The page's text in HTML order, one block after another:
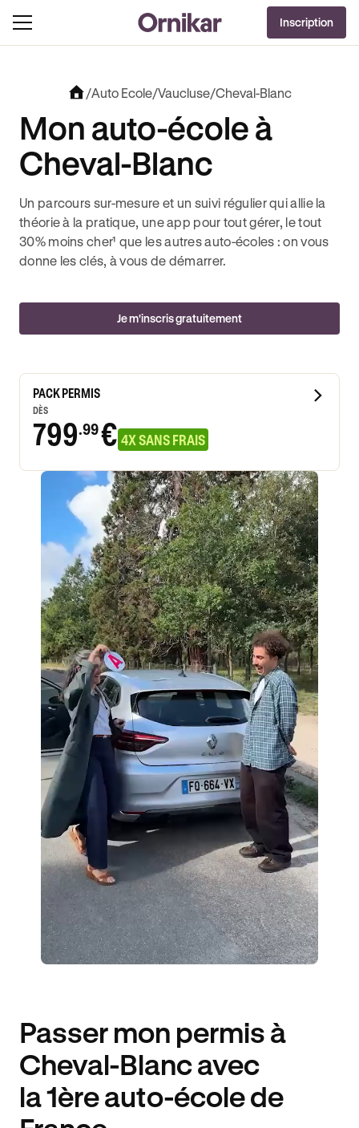
OFFRE EXCLUSIVE
+ 3 MOIS DEEZER PREMIUM OFFERTS* !JUSQU’À 170€ OFFERTS AVECJ'EN PROFITE !
Inscription
/Auto Ecole/Vaucluse/Cheval-Blanc
Mon auto-école à
Cheval-Blanc
Un parcours sur-mesure et un suivi régulier qui allie la
théorie à la pratique, une app pour tout gérer, le tout
30% moins cher¹ que les autres auto-écoles : on vous
donne les clés, à vous de démarrer.
Je m'inscris gratuitement
PACK PERMIS
DÈS
799.99€ 4X SANS FRAIS
Passer mon permis à
Cheval-Blanc avec
la 1ère auto-école de